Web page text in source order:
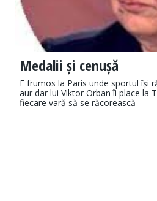
Medalii și cenușă
E frumos la Paris unde sportul își
aur dar lui Viktor Orban îi place la
fiecare vară să se răcorească